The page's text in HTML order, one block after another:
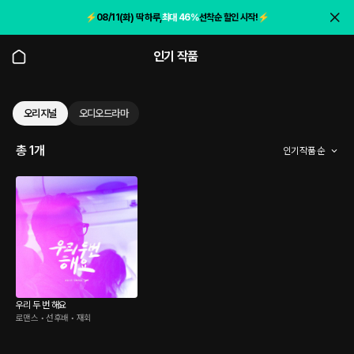
⚡️08/11(화) 딱 하루,최대 46%선착순 할인 시작!⚡️
인기 작품
오리지널 오디오드라마
총 1개 인기 작품 순
우리 두 번 해요
로맨스 • 선후배 • 재회